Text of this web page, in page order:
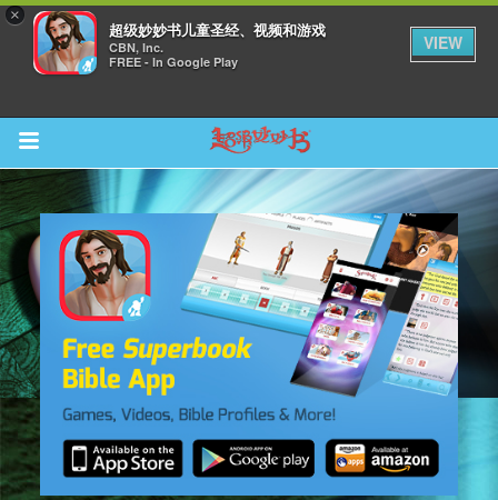
×
超级妙妙书儿童圣经、视频和游戏
CBN, Inc.
FREE - In Google Play
VIEW
Return to Content